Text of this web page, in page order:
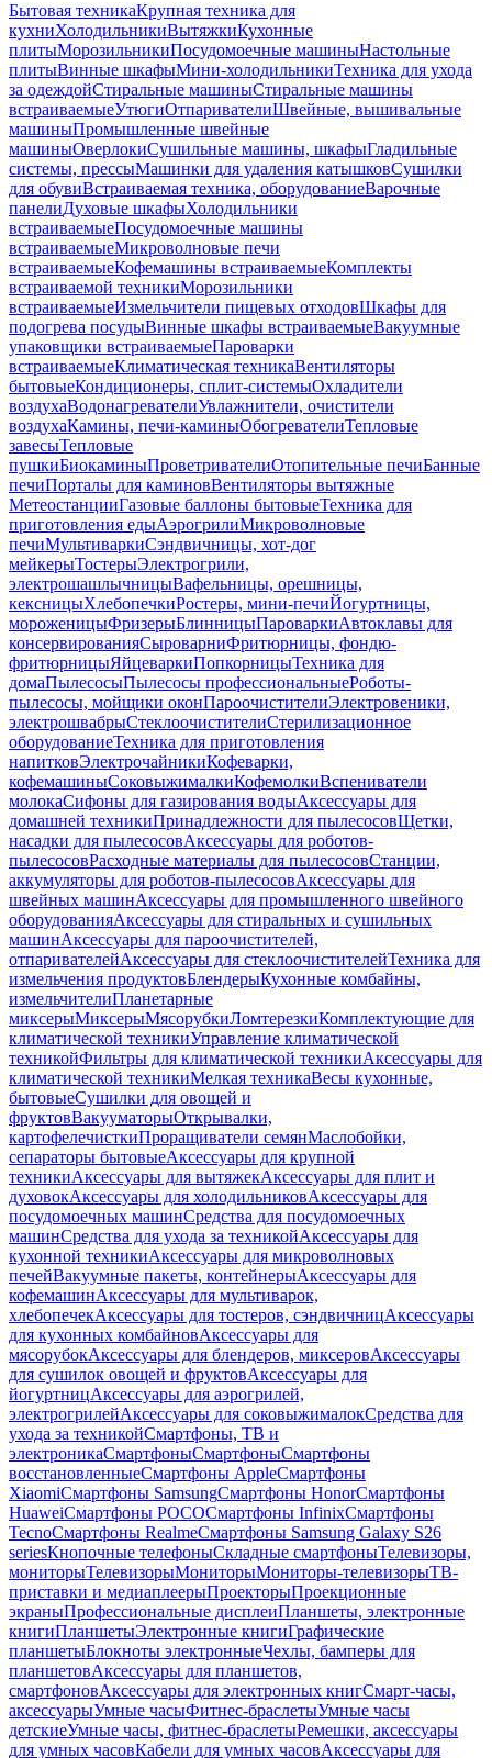
Бытовая техникаКрупная техника для
кухниХолодильникиВытяжкиКухонные
плитыМорозильникиПосудомоечные машиныНастольные
плитыВинные шкафыМини-холодильникиТехника для ухода
за одеждойСтиральные машиныСтиральные машины
встраиваемыеУтюгиОтпаривателиШвейные, вышивальные
машиныПромышленные швейные
машиныОверлокиСушильные машины, шкафыГладильные
системы, прессыМашинки для удаления катышковСушилки
для обувиВстраиваемая техника, оборудованиеВарочные
панелиДуховые шкафыХолодильники
встраиваемыеПосудомоечные машины
встраиваемыеМикроволновые печи
встраиваемыеКофемашины встраиваемыеКомплекты
встраиваемой техникиМорозильники
встраиваемыеИзмельчители пищевых отходовШкафы для
подогрева посудыВинные шкафы встраиваемыеВакуумные
упаковщики встраиваемыеПароварки
встраиваемыеКлиматическая техникаВентиляторы
бытовыеКондиционеры, сплит-системыОхладители
воздухаВодонагревателиУвлажнители, очистители
воздухаКамины, печи-каминыОбогревателиТепловые
завесыТепловые
пушкиБиокаминыПроветривателиОтопительные печиБанные
печиПорталы для каминовВентиляторы вытяжные
МетеостанцииГазовые баллоны бытовыеТехника для
приготовления едыАэрогрилиМикроволновые
печиМультиваркиСэндвичницы, хот-дог
мейкерыТостерыЭлектрогрили,
электрошашлычницыВафельницы, орешницы,
кексницыХлебопечкиРостеры, мини-печиЙогуртницы,
мороженицыФризерыБлинницыПароваркиАвтоклавы для
консервированияСыроварниФритюрницы, фондю-
фритюрницыЯйцеваркиПопкорницыТехника для
домаПылесосыПылесосы профессиональныеРоботы-
пылесосы, мойщики оконПароочистителиЭлектровеники,
электрошвабрыСтеклоочистителиСтерилизационное
оборудованиеТехника для приготовления
напитковЭлектрочайникиКофеварки,
кофемашиныСоковыжималкиКофемолкиВспениватели
молокаСифоны для газирования водыАксессуары для
домашней техникиПринадлежности для пылесосовЩетки,
насадки для пылесосовАксессуары для роботов-
пылесосовРасходные материалы для пылесосовСтанции,
аккумуляторы для роботов-пылесосовАксессуары для
швейных машинАксессуары для промышленного швейного
оборудованияАксессуары для стиральных и сушильных
машинАксессуары для пароочистителей,
отпаривателейАксессуары для стеклоочистителейТехника для
измельчения продуктовБлендерыКухонные комбайны,
измельчителиПланетарные
миксерыМиксерыМясорубкиЛомтерезкиКомплектующие для
климатической техникиУправление климатической
техникойФильтры для климатической техникиАксессуары для
климатической техникиМелкая техникаВесы кухонные,
бытовыеСушилки для овощей и
фруктовВакууматорыОткрывалки,
картофелечисткиПроращиватели семянМаслобойки,
сепараторы бытовыеАксессуары для крупной
техникиАксессуары для вытяжекАксессуары для плит и
духовокАксессуары для холодильниковАксессуары для
посудомоечных машинСредства для посудомоечных
машинСредства для ухода за техникойАксессуары для
кухонной техникиАксессуары для микроволновых
печейВакуумные пакеты, контейнерыАксессуары для
кофемашинАксессуары для мультиварок,
хлебопечекАксессуары для тостеров, сэндвичницАксессуары
для кухонных комбайновАксессуары для
мясорубокАксессуары для блендеров, миксеровАксессуары
для сушилок овощей и фруктовАксессуары для
йогуртницАксессуары для аэрогрилей,
электрогрилейАксессуары для соковыжималокСредства для
ухода за техникойСмартфоны, ТВ и
электроникаСмартфоныСмартфоныСмартфоны
восстановленныеСмартфоны AppleСмартфоны
XiaomiСмартфоны SamsungСмартфоны HonorСмартфоны
HuaweiСмартфоны POCOСмартфоны InfinixСмартфоны
TecnoСмартфоны RealmeСмартфоны Samsung Galaxy S26
seriesКнопочные телефоныСкладные смартфоныТелевизоры,
мониторыТелевизорыМониторыМониторы-телевизорыТВ-
приставки и медиаплеерыПроекторыПроекционные
экраныПрофессиональные дисплеиПланшеты, электронные
книгиПланшетыЭлектронные книгиГрафические
планшетыБлокноты электронныеЧехлы, бамперы для
планшетовАксессуары для планшетов,
смартфоновАксессуары для электронных книгСмарт-часы,
аксессуарыУмные часыФитнес-браслетыУмные часы
детскиеУмные часы, фитнес-браслетыРемешки, аксессуары
для умных часовКабели для умных часовАксессуары для